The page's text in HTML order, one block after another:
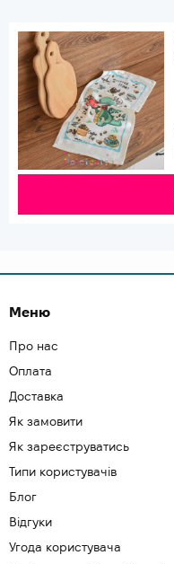
Меню
Про нас
Оплата
Доставка
Як замовити
Як зареєструватись
Типи користувачів
Блог
Відгуки
Угода користувача